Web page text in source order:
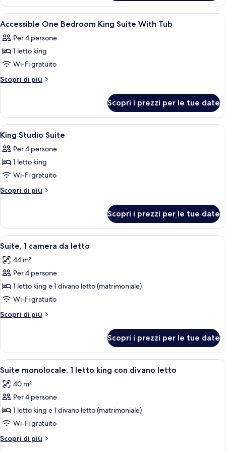
in
Shower
King
Studio
Roll
Shower
Apri
tutte
le
foto
per
Accessible
King
Suite
With
Tub
Una camera d'albergo con un letto,
10
Accessible One Bedroom King Suite With Tub
Per 4 persone
1 letto king
Wi-Fi gratuito
Scopri di più
Altri
One
Bedroom
King
Suite
With
Tub
Scopri i prezzi per le tue date
Apri
tutte
le
foto
per
King
Una camera d'albergo con un letto,
11
King Studio Suite
Per 4 persone
1 letto king
Wi-Fi gratuito
Scopri di più
Altri
Studio
Suite
Scopri i prezzi per le tue date
Apri
tutte
le
foto
per
Suite,
1
camera
letto
Una camera d'albergo moderna
10
Suite, 1 camera da letto
44 m²
Per 4 persone
1 letto king e 1 divano letto (matrimoniale)
Wi-Fi gratuito
Scopri di più
Altri
1
camera
da
Scopri i prezzi per le tue date
Apri
tutte
le
foto
per
Suite
monolocale,
1
Una camera d'albergo con un letto
8
Suite monolocale, 1 letto king con divano letto
40 m²
Per 4 persone
1 letto king e 1 divano letto (matrimoniale)
Wi-Fi gratuito
Scopri di più
Altri